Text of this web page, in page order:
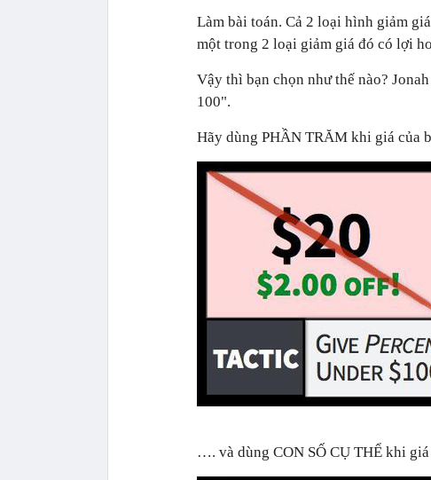
Làm bài toán. Cả 2 loại hình giảm
một trong 2 loại giảm giá đó có lợi
Vậy thì bạn chọn như thế nào?
100".
Hãy dùng PHẦN TRĂM khi giá của
…. và dùng CON SỐ CỤ THỂ khi